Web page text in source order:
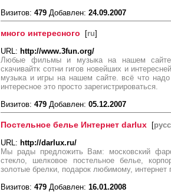
Визитов: 479 Добавлен: 24.09.2007
много интересного [ru]
URL: http://www.3fun.org/
Любые фильмы и музыка на нашем
скачивайтк сотни гигов новейших и
музыка и игры на нашем сайте. всё что
интересное это просто зарегистрироваться.
Визитов: 479 Добавлен: 05.12.2007
Постельное белье Интернет darlux [
URL: http://darlux.ru/
Мы рады предложить Вам: московский
стекло, шелковое постельное белье,
золотые брелки, подарок любимому,
Визитов: 479 Добавлен: 16.01.2008